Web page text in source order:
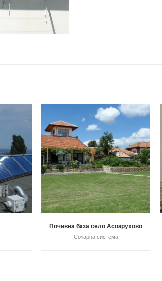
Почивна база село Аспарухово
Соларна система